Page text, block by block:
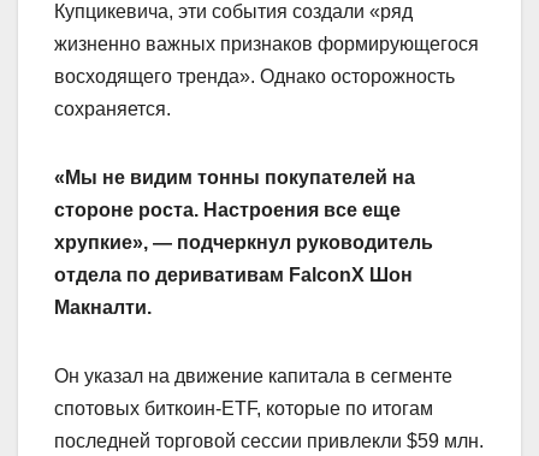
Купцикевича, эти события создали «ряд
жизненно важных признаков формирующегося
восходящего тренда». Однако осторожность
сохраняется.
«Мы не видим тонны покупателей на
стороне роста. Настроения все еще
хрупкие», — подчеркнул руководитель
отдела по деривативам FalconX Шон
Макналти.
Он указал на движение капитала в сегменте
спотовых биткоин-ETF, которые по итогам
последней торговой сессии привлекли $59 млн.